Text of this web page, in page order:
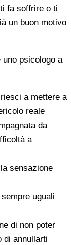
fa soffrire o ti
un buon motivo
uno psicologo a
a mettere a
reale
da
a
sensazione
uguali
di non poter
di annullarti